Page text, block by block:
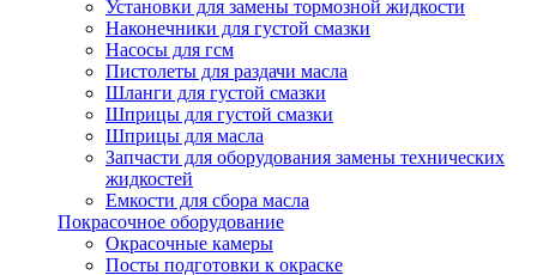
Установки для замены тормозной жидкости
Наконечники для густой смазки
Насосы для гсм
Пистолеты для раздачи масла
Шланги для густой смазки
Шприцы для густой смазки
Шприцы для масла
Запчасти для оборудования замены технических
жидкостей
Емкости для сбора масла
Покрасочное оборудование
Окрасочные камеры
Посты подготовки к окраске